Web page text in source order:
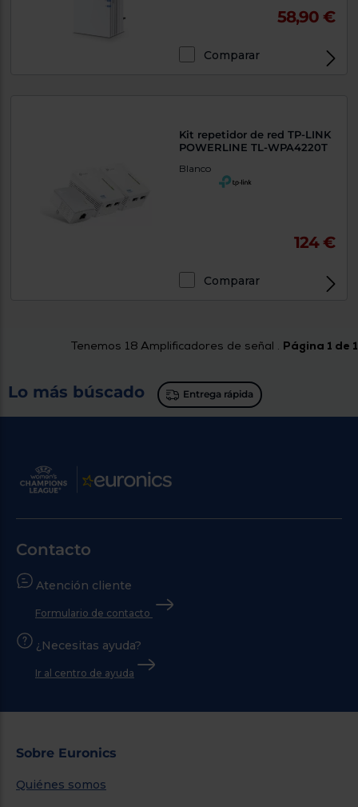
58,90 €
Comparar
Kit repetidor de red TP-LINK
POWERLINE TL-WPA4220T
Blanco
124 €
Comparar
Tenemos 18 Amplificadores de señal . Página 1 de 1
Lo más búscado Entrega rápida
Contacto
Atención cliente
Formulario de contacto
¿Necesitas ayuda?
Ir al centro de ayuda
Sobre Euronics
Quiénes somos